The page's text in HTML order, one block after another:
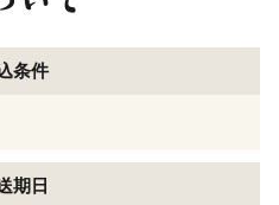
条件
期日